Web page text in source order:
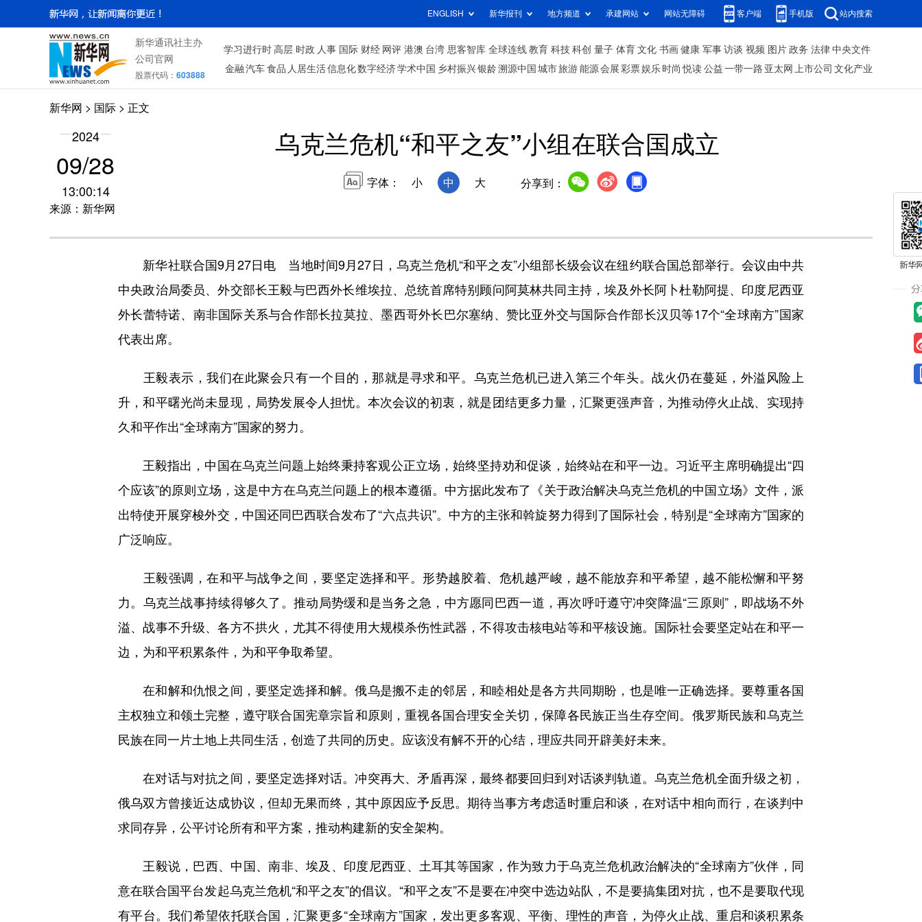
ENGLISH 新华报刊 地方频道 承建网站 网站无障碍 客户端 手机版 站内搜索
新华通讯社主办
公司官网
股票代码： 603888
学习进行时 高层 时政 人事 国际 财经 网评 港澳 台湾 思客智库 全球连线 教育 科技 科创 量子 体育 文化 书画 健康 军事 访谈 视频 图片 政务 法律 中央文件
金融 汽车 食品 人居生活信息化数字经济学术中国 乡村振兴银龄溯源中国 城市旅游 能源 会展 彩票娱乐 时尚 悦读 公益 一带一路 亚太网 上市公司 文化产业
新华网 > 国际 > 正文
2024
09/28
13:00:14
来源：新华网
乌克兰危机“和平之友”小组在联合国成立
字体： 小 中 大 分享到：
新华社联合国9月27日电 当地时间9月27日，乌克兰危机“和平之友”小组部长级会议在纽约联合国总部举行。会议由中共
中央政治局委员、外交部长王毅与巴西外长维埃拉、总统首席特别顾问阿莫林共同主持，埃及外长阿卜杜勒阿提、印度尼西亚
外长蕾特诺、南非国际关系与合作部长拉莫拉、墨西哥外长巴尔塞纳、赞比亚外交与国际合作部长汉贝等17个“全球南方”国家
代表出席。
王毅表示，我们在此聚会只有一个目的，那就是寻求和平。乌克兰危机已进入第三个年头。战火仍在蔓延，外溢风险上
升，和平曙光尚未显现，局势发展令人担忧。本次会议的初衷，就是团结更多力量，汇聚更强声音，为推动停火止战、实现持
久和平作出“全球南方”国家的努力。
王毅指出，中国在乌克兰问题上始终秉持客观公正立场，始终坚持劝和促谈，始终站在和平一边。习近平主席明确提出“四
个应该”的原则立场，这是中方在乌克兰问题上的根本遵循。中方据此发布了《关于政治解决乌克兰危机的中国立场》文件，派
出特使开展穿梭外交，中国还同巴西联合发布了“六点共识”。中方的主张和斡旋努力得到了国际社会，特别是“全球南方”国家的
广泛响应。
王毅强调，在和平与战争之间，要坚定选择和平。形势越胶着、危机越严峻，越不能放弃和平希望，越不能松懈和平努
力。乌克兰战事持续得够久了。推动局势缓和是当务之急，中方愿同巴西一道，再次呼吁遵守冲突降温“三原则”，即战场不外
溢、战事不升级、各方不拱火，尤其不得使用大规模杀伤性武器，不得攻击核电站等和平核设施。国际社会要坚定站在和平一
边，为和平积累条件，为和平争取希望。
在和解和仇恨之间，要坚定选择和解。俄乌是搬不走的邻居，和睦相处是各方共同期盼，也是唯一正确选择。要尊重各国
主权独立和领土完整，遵守联合国宪章宗旨和原则，重视各国合理安全关切，保障各民族正当生存空间。俄罗斯民族和乌克兰
民族在同一片土地上共同生活，创造了共同的历史。应该没有解不开的心结，理应共同开辟美好未来。
在对话与对抗之间，要坚定选择对话。冲突再大、矛盾再深，最终都要回归到对话谈判轨道。乌克兰危机全面升级之初，
俄乌双方曾接近达成协议，但却无果而终，其中原因应予反思。期待当事方考虑适时重启和谈，在对话中相向而行，在谈判中
求同存异，公平讨论所有和平方案，推动构建新的安全架构。
王毅说，巴西、中国、南非、埃及、印度尼西亚、土耳其等国家，作为致力于乌克兰危机政治解决的“全球南方”伙伴，同
意在联合国平台发起乌克兰危机“和平之友”的倡议。“和平之友”不是要在冲突中选边站队，不是要搞集团对抗，也不是要取代现
有平台。我们希望依托联合国，汇聚更多“全球南方”国家，发出更多客观、平衡、理性的声音，为停火止战、重启和谈积累条